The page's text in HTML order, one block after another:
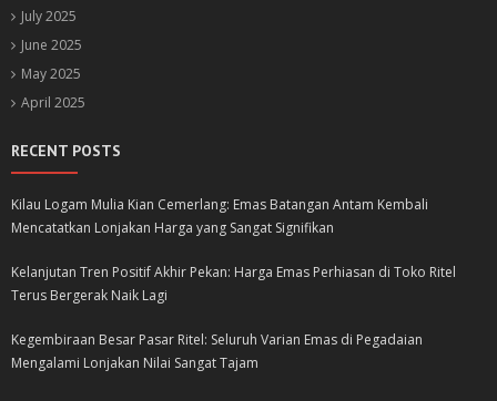
July 2025
June 2025
May 2025
April 2025
RECENT POSTS
Kilau Logam Mulia Kian Cemerlang: Emas Batangan Antam Kembali
Mencatatkan Lonjakan Harga yang Sangat Signifikan
Kelanjutan Tren Positif Akhir Pekan: Harga Emas Perhiasan di Toko Ritel
Terus Bergerak Naik Lagi
Kegembiraan Besar Pasar Ritel: Seluruh Varian Emas di Pegadaian
Mengalami Lonjakan Nilai Sangat Tajam